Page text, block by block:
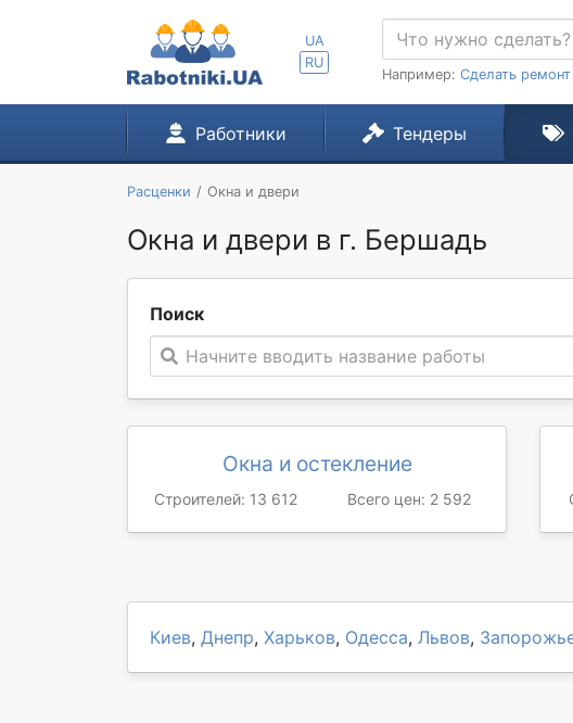
UA
RU
Например: Сделать
Работники Тендеры
Расценки Окна и двери
Окна и двери в г. Бершадь
Поиск
Начните вводить название работы
Окна и остекление
Строителей: 13 612 Всего цен: 2 592
Киев, Днепр, Харьков, Одесса, Львов,